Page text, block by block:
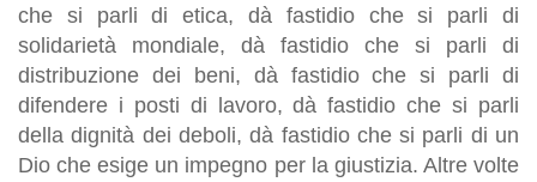
che si parli di etica, dà fastidio che si parli di
solidarietà mondiale, dà fastidio che si parli di
distribuzione dei beni, dà fastidio che si parli di
difendere i posti di lavoro, dà fastidio che si parli
della dignità dei deboli, dà fastidio che si parli di un
Dio che esige un impegno per la giustizia. Altre volte